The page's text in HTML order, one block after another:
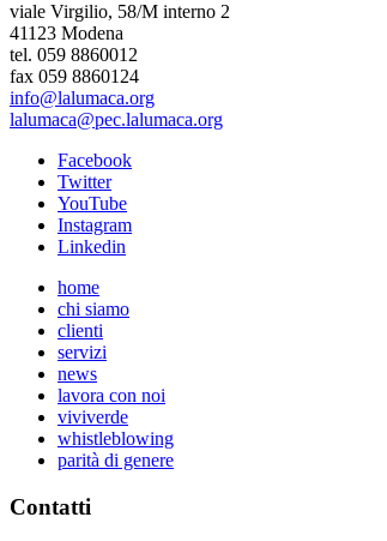
viale Virgilio, 58/M interno 2
41123 Modena
tel. 059 8860012
fax 059 8860124
info@lalumaca.org
lalumaca@pec.lalumaca.org
Facebook
Twitter
YouTube
Instagram
Linkedin
home
chi siamo
clienti
servizi
news
lavora con noi
viviverde
whistleblowing
parità di genere
Contatti